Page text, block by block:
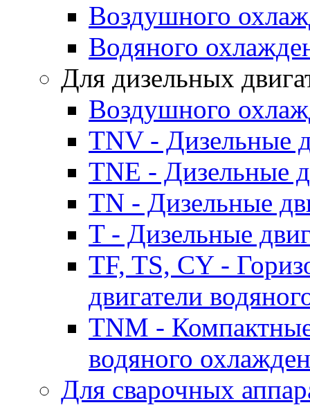
Воздушного
Водяного
Для дизельных
Воздушного
TNV - Дизельные
TNE - Дизельные
TN - Дизельные
T - Дизельные
TF, TS, CY -
двигатели
TNM -
водяного
Для сварочных